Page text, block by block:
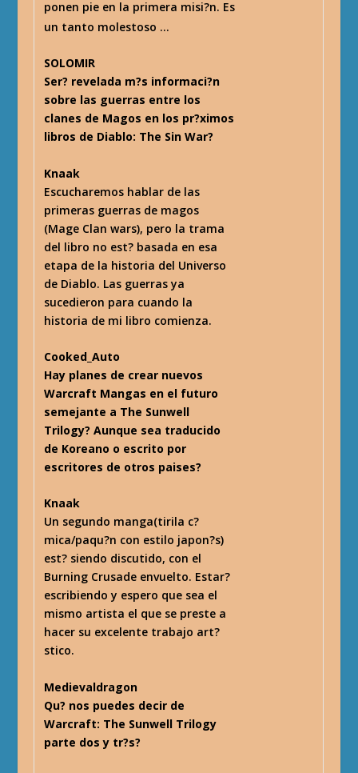
ponen pie en la primera misi?n. Es
un tanto molestoso …
SOLOMIR
Ser? revelada m?s informaci?n
sobre las guerras entre los
clanes de Magos en los pr?ximos
libros de Diablo: The Sin War?
Knaak
Escucharemos hablar de las
primeras guerras de magos
(Mage Clan wars), pero la trama
del libro no est? basada en esa
etapa de la historia del Universo
de Diablo. Las guerras ya
sucedieron para cuando la
historia de mi libro comienza.
Cooked_Auto
Hay planes de crear nuevos
Warcraft Mangas en el futuro
semejante a The Sunwell
Trilogy? Aunque sea traducido
de Koreano o escrito por
escritores de otros paises?
Knaak
Un segundo manga(tirila c?
mica/paqu?n con estilo japon?s)
est? siendo discutido, con el
Burning Crusade envuelto. Estar?
escribiendo y espero que sea el
mismo artista el que se preste a
hacer su excelente trabajo art?
stico.
Medievaldragon
Qu? nos puedes decir de
Warcraft: The Sunwell Trilogy
parte dos y tr?s?